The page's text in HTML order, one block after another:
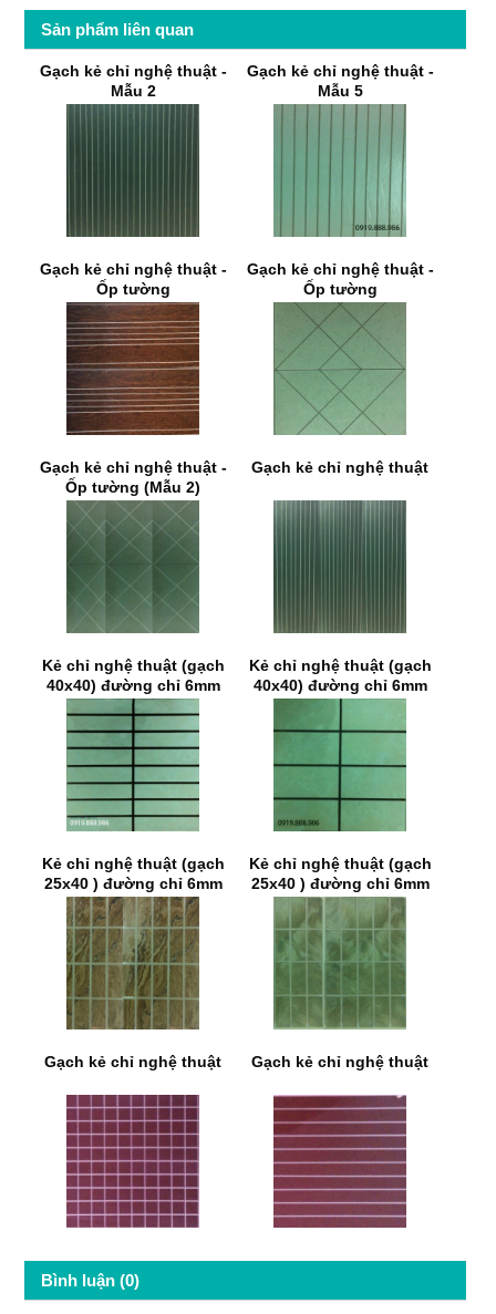
Sản phẩm liên quan
Gạch kẻ chỉ nghệ thuật -
Mẫu 2
Gạch kẻ chỉ nghệ thuật -
Mẫu 5
Gạch kẻ chỉ nghệ thuật -
Ốp tường
Gạch kẻ chỉ nghệ thuật -
Ốp tường
Gạch kẻ chỉ nghệ thuật -
Ốp tường (Mẫu 2)
Gạch kẻ chỉ nghệ thuật
Kẻ chỉ nghệ thuật (gạch
40x40) đường chỉ 6mm
Kẻ chỉ nghệ thuật (gạch
40x40) đường chỉ 6mm
Kẻ chỉ nghệ thuật (gạch
25x40 ) đường chỉ 6mm
Kẻ chỉ nghệ thuật (gạch
25x40 ) đường chỉ 6mm
Gạch kẻ chỉ nghệ thuật Gạch kẻ chỉ nghệ thuật
Bình luận (0)